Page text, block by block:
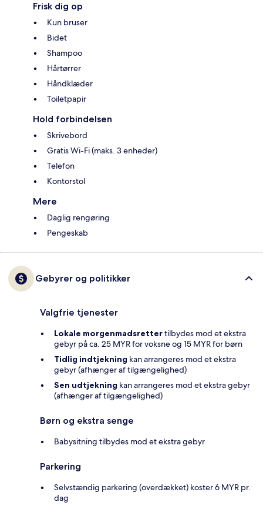
Frisk dig op
Kun bruser
Bidet
Shampoo
Hårtørrer
Håndklæder
Toiletpapir
Hold forbindelsen
Skrivebord
Gratis Wi-Fi (maks. 3 enheder)
Telefon
Kontorstol
Mere
Daglig rengøring
Pengeskab
Gebyrer og politikker
Valgfrie tjenester
Lokale morgenmadsrettertilbydes mod et ekstra
gebyr på ca. 25 MYR for voksne og 15 MYR for børn
Tidlig indtjekning kan arrangeres mod et ekstra
gebyr (afhænger af tilgængelighed)
Sen udtjekning kan arrangeres mod et ekstra gebyr
(afhænger af tilgængelighed)
Børn og ekstra senge
Babysitning tilbydes mod et ekstra gebyr
Parkering
Selvstændig parkering (overdækket) koster 6 MYR pr.
dag